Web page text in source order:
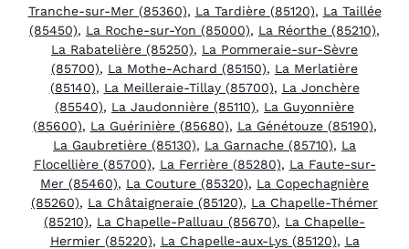
Tranche-sur-Mer (85360), La Tardière (85120), La Taillée
(85450), La Roche-sur-Yon (85000), La Réorthe (85210),
La Rabatelière (85250), La Pommeraie-sur-Sèvre
(85700), La Mothe-Achard (85150), La Merlatière
(85140), La Meilleraie-Tillay (85700), La Jonchère
(85540), La Jaudonnière (85110), La Guyonnière
(85600), La Guérinière (85680), La Génétouze (85190),
La Gaubretière (85130), La Garnache (85710), La
Flocellière (85700), La Ferrière (85280), La Faute-sur-
Mer (85460), La Couture (85320), La Copechagnière
(85260), La Châtaigneraie (85120), La Chapelle-Thémer
(85210), La Chapelle-Palluau (85670), La Chapelle-
Hermier (85220), La Chapelle-aux-Lys (85120), La